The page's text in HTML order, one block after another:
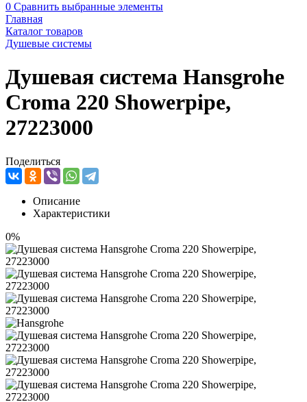
0 Сравнить выбранные элементы
Главная
Каталог товаров
Душевые системы
Душевая система Hansgrohe
Croma 220 Showerpipe,
27223000
Поделиться
Описание
Характеристики
0%